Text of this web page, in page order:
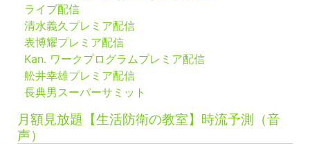
ライブ配信
清水義久プレミア配信
表博耀プレミア配信
Kan. ワークプログラムプレミア配信
舩井幸雄プレミア配信
長典男スーパーサミット
月額見放題【生活防衛の教室】時流予測（音
声）